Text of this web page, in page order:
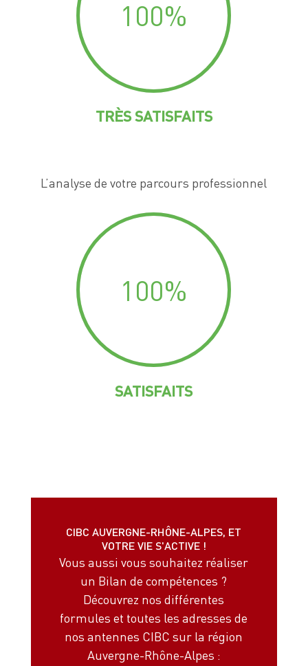
100%
TRÈS SATISFAITS
L’analyse de votre parcours professionnel
100%
SATISFAITS
CIBC AUVERGNE-RHÔNE-ALPES, ET
VOTRE VIE S'ACTIVE !
Vous aussi vous souhaitez réaliser
un Bilan de compétences ?
Découvrez nos différentes
formules et toutes les adresses de
nos antennes CIBC sur la région
Auvergne-Rhône-Alpes :